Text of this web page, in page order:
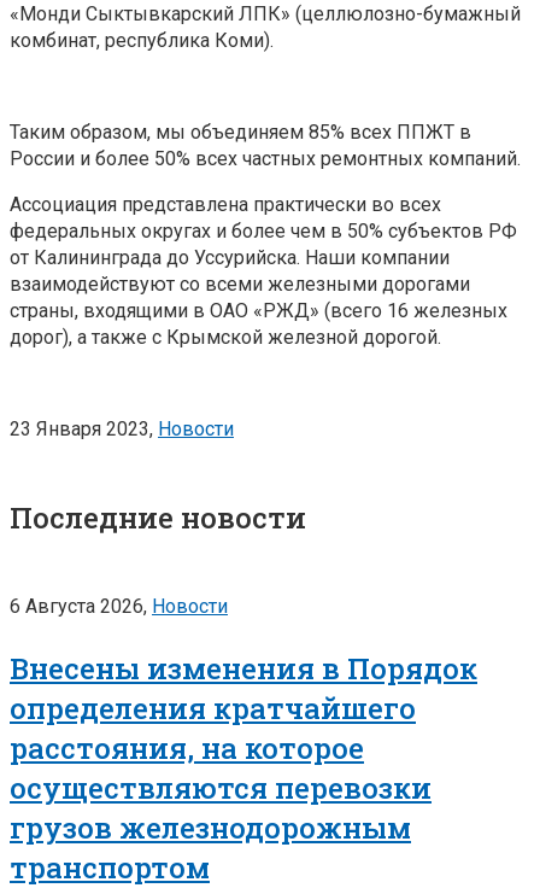
«Монди Сыктывкарский ЛПК» (целлюлозно-бумажный
комбинат, республика Коми).
Таким образом, мы объединяем 85% всех ППЖТ в
России и более 50% всех частных ремонтных компаний.
Ассоциация представлена практически во всех
федеральных округах и более чем в 50% субъектов РФ
от Калининграда до Уссурийска. Наши компании
взаимодействуют со всеми железными дорогами
страны, входящими в ОАО «РЖД» (всего 16 железных
дорог), а также с Крымской железной дорогой.
23 Января 2023, Новости
Последние новости
6 Августа 2026, Новости
Внесены изменения в Порядок
определения кратчайшего
расстояния, на которое
осуществляются перевозки
грузов железнодорожным
транспортом